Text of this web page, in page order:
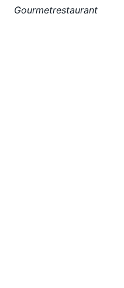
Gourmetrestaurant